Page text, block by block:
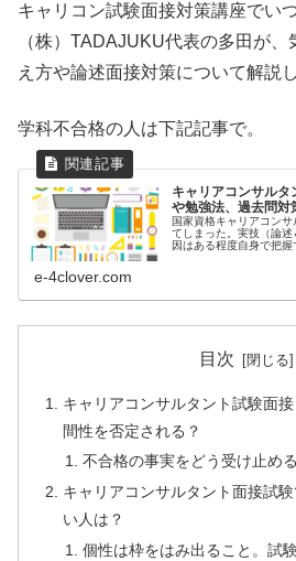
キャリコン試験面接対策講座でい
（株）TADAJUKU代表の多田が
え方や論述面接対策について解説
学科不合格の人は下記記事で。
キャリアコンサル
や勉強法、過去問対
国家資格キャリアコン
てしまった。実技（論
因はある程度自身で把握
e-4clover.com
目次
キャリアコンサルタント試験面
間性を否定される？
不合格の事実をどう受け止め
キャリアコンサルタント面接試
い人は？
個性は枠をはみ出ること。試